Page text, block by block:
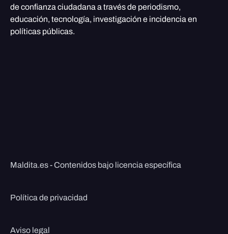
de confianza ciudadana a través de periodismo,
educación, tecnología, investigación e incidencia en
políticas públicas.
Maldita.es - Contenidos bajo licencia específica
Política de privacidad
Aviso legal